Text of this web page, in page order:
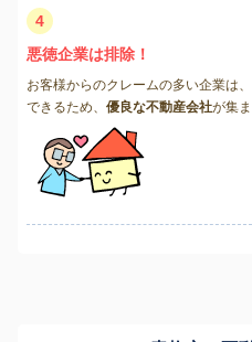
4
悪徳企業は排除！
お客様からのクレームの多い企業は
できるため、 優良な不動産会社が集